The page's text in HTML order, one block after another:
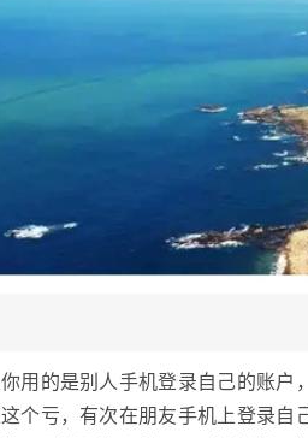
用的是别人手机登录自己的账户
个亏，有次在朋友手机上登录自